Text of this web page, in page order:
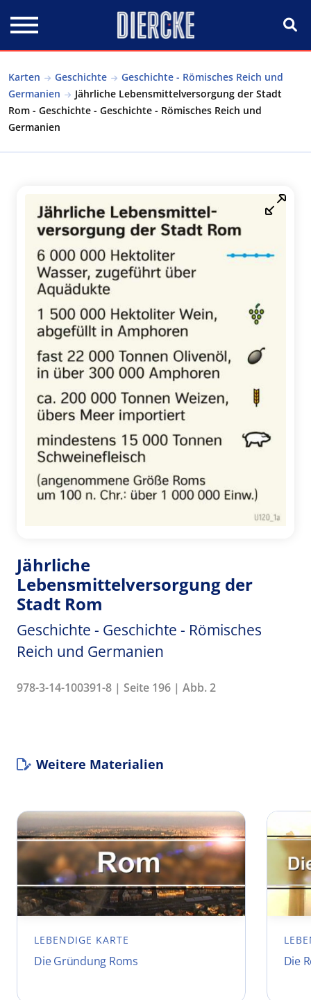
Karten Geschichte
Geschichte - Römisches Reich und
Germanien
Jährliche Lebensmittelversorgung der Stadt
Rom - Geschichte - Geschichte - Römisches Reich und
Germanien
Jährliche
Lebensmittelversorgung der
Stadt Rom
Geschichte - Geschichte - Römisches
Reich und Germanien
978-3-14-100391-8 | Seite 196 | Abb. 2
Weitere Materialien
LEBENDIGE KARTE
Die Gründung Roms Die